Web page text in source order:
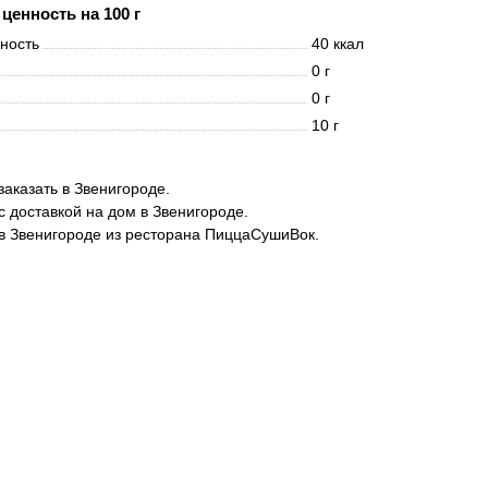
на 100 г
40 ккал
0 г
0 г
10 г
в Звенигороде.
доставкой на дом в Звенигороде.
Звенигороде из ресторана ПиццаСушиВок.